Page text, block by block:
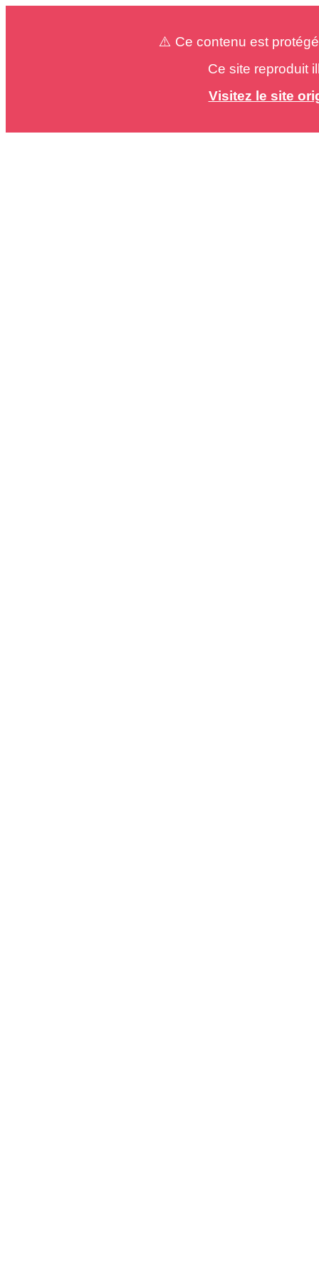
⚠️ Ce contenu est
Ce site reproduit
Visitez le site